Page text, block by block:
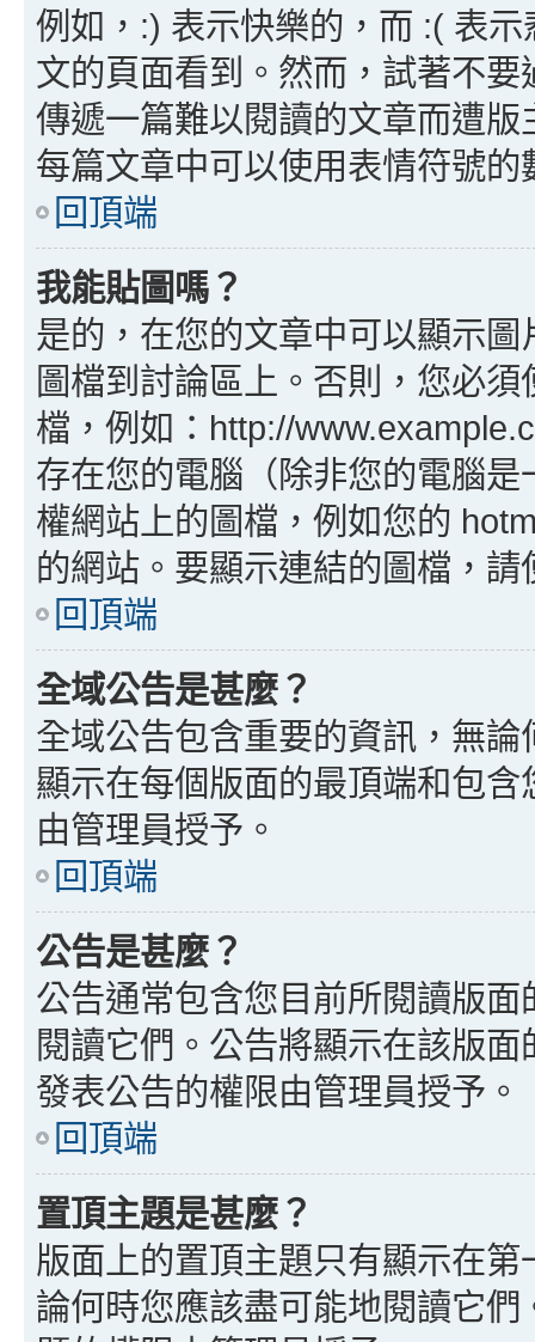
例如，:) 表示快樂的，而 :( 表
文的頁面看到。然而，試著不
傳遞一篇難以閱讀的文章而遭
每篇文章中可以使用表情符號的
回頂端
我能貼圖嗎？
是的，在您的文章中可以顯示
圖檔到討論區上。否則，您必
檔，例如：http://
存在您的電腦（除非您的電腦
權網站上的圖檔，例如您的
的網站。要顯示連結的圖檔，
回頂端
全域公告是甚麼？
全域公告包含重要的資訊，無
顯示在每個版面的最頂端和包
由管理員授予。
回頂端
公告是甚麼？
公告通常包含您目前所閱讀版
閱讀它們。公告將顯示在該版
發表公告的權限由管理員授予。
回頂端
置頂主題是甚麼？
版面上的置頂主題只有顯示在
論何時您應該盡可能地閱讀它